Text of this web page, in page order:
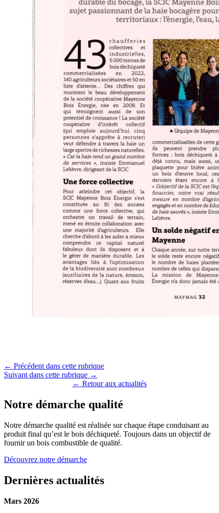
← Précédent dans cette rubrique
Suivant dans cette rubrique →
← Retour aux actualités
Notre démarche qualité
Notre démarche qualité est réalisée sur chaque étape conduisant au
produit final qu’est le bois déchiqueté. Toujours dans un objectif de
fournir un bois combustible de qualité.
Découvrez notre démarche
Dernières actualités
Mars 2026